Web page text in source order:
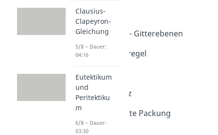
Bragg Gleichung
Dauer: 04:17
Millersche Indizes - Gitterebenen
Dauer: 04:34
Radienquotientenregel
Ficksches Gesetz
Dauer: 03:35
2. Ficksches Gesetz
Dauer: 02:13
Hexagonal dichteste Packung
Dauer: 02:57
Clausius-
Clapeyron-
Gleichung
5/8 – Dauer:
04:16
Eutektikum
und
Peritektiku
m
6/8 – Dauer:
03:30